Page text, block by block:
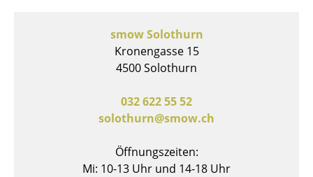
Freischwinger
smow Solothurn
Kronengasse 15
4500 Solothurn
032 622 55 52
solothurn@smow.ch
Öffnungszeiten:
Mi: 10-13 Uhr und 14-18 Uhr